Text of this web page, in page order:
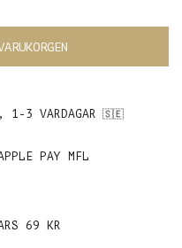
1-3 VARDAGAR 🇸🇪
PAY MFL
69 KR